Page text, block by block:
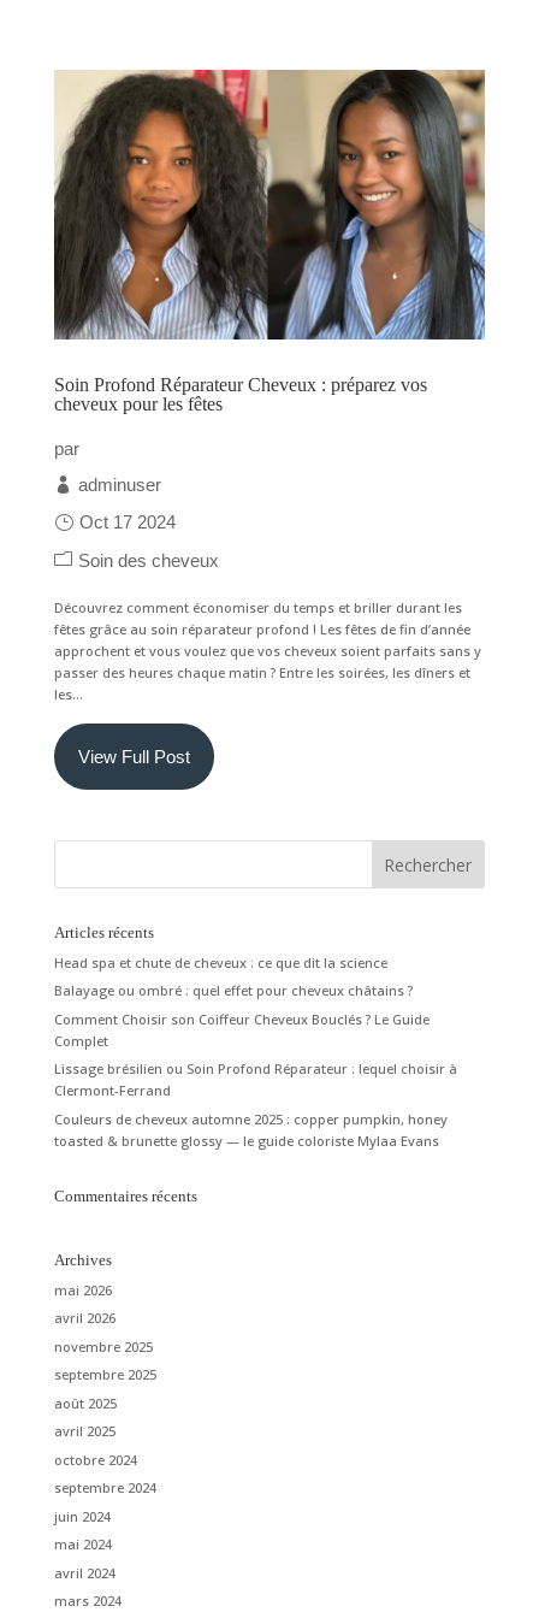
Soin Profond Réparateur Cheveux : préparez vos
cheveux pour les fêtes
par
adminuser
Oct 17 2024
Soin des cheveux
Découvrez comment économiser du temps et briller durant les
fêtes grâce au soin réparateur profond ! Les fêtes de fin d’année
approchent et vous voulez que vos cheveux soient parfaits sans y
passer des heures chaque matin ? Entre les soirées, les dîners et
les...
View Full Post
Articles récents
Head spa et chute de cheveux : ce que dit la science
Balayage ou ombré : quel effet pour cheveux châtains ?
Comment Choisir son Coiffeur Cheveux Bouclés ? Le Guide
Complet
Lissage brésilien ou Soin Profond Réparateur : lequel choisir à
Clermont-Ferrand
Couleurs de cheveux automne 2025 : copper pumpkin, honey
toasted & brunette glossy — le guide coloriste Mylaa Evans
Commentaires récents
Archives
mai 2026
avril 2026
novembre 2025
septembre 2025
août 2025
avril 2025
octobre 2024
septembre 2024
juin 2024
mai 2024
avril 2024
mars 2024